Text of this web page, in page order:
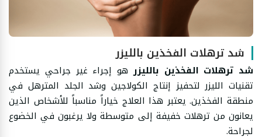
شد ترهلات الفخذين بالليزر
شد ترهلات الفخذين بالليزرهو إجراء غير جراحي يستخدم
تقنيات الليزر لتحفيز إنتاج الكولاجين وشد الجلد المترهل في
منطقة الفخذين. يعتبر هذا العلاج خياراً مناسباً للأشخاص الذين
يعانون من ترهلات خفيفة إلى متوسطة ولا يرغبون في الخضوع
لجراحة.